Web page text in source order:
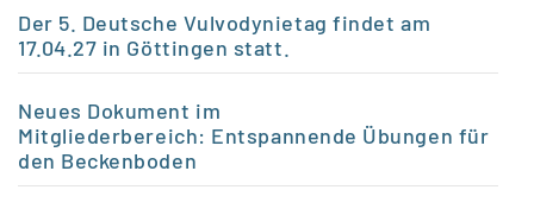
Der 5. Deutsche Vulvodynietag findet am
17.04.27 in Göttingen statt.
Neues Dokument im
Mitgliederbereich: Entspannende Übungen für
den Beckenboden